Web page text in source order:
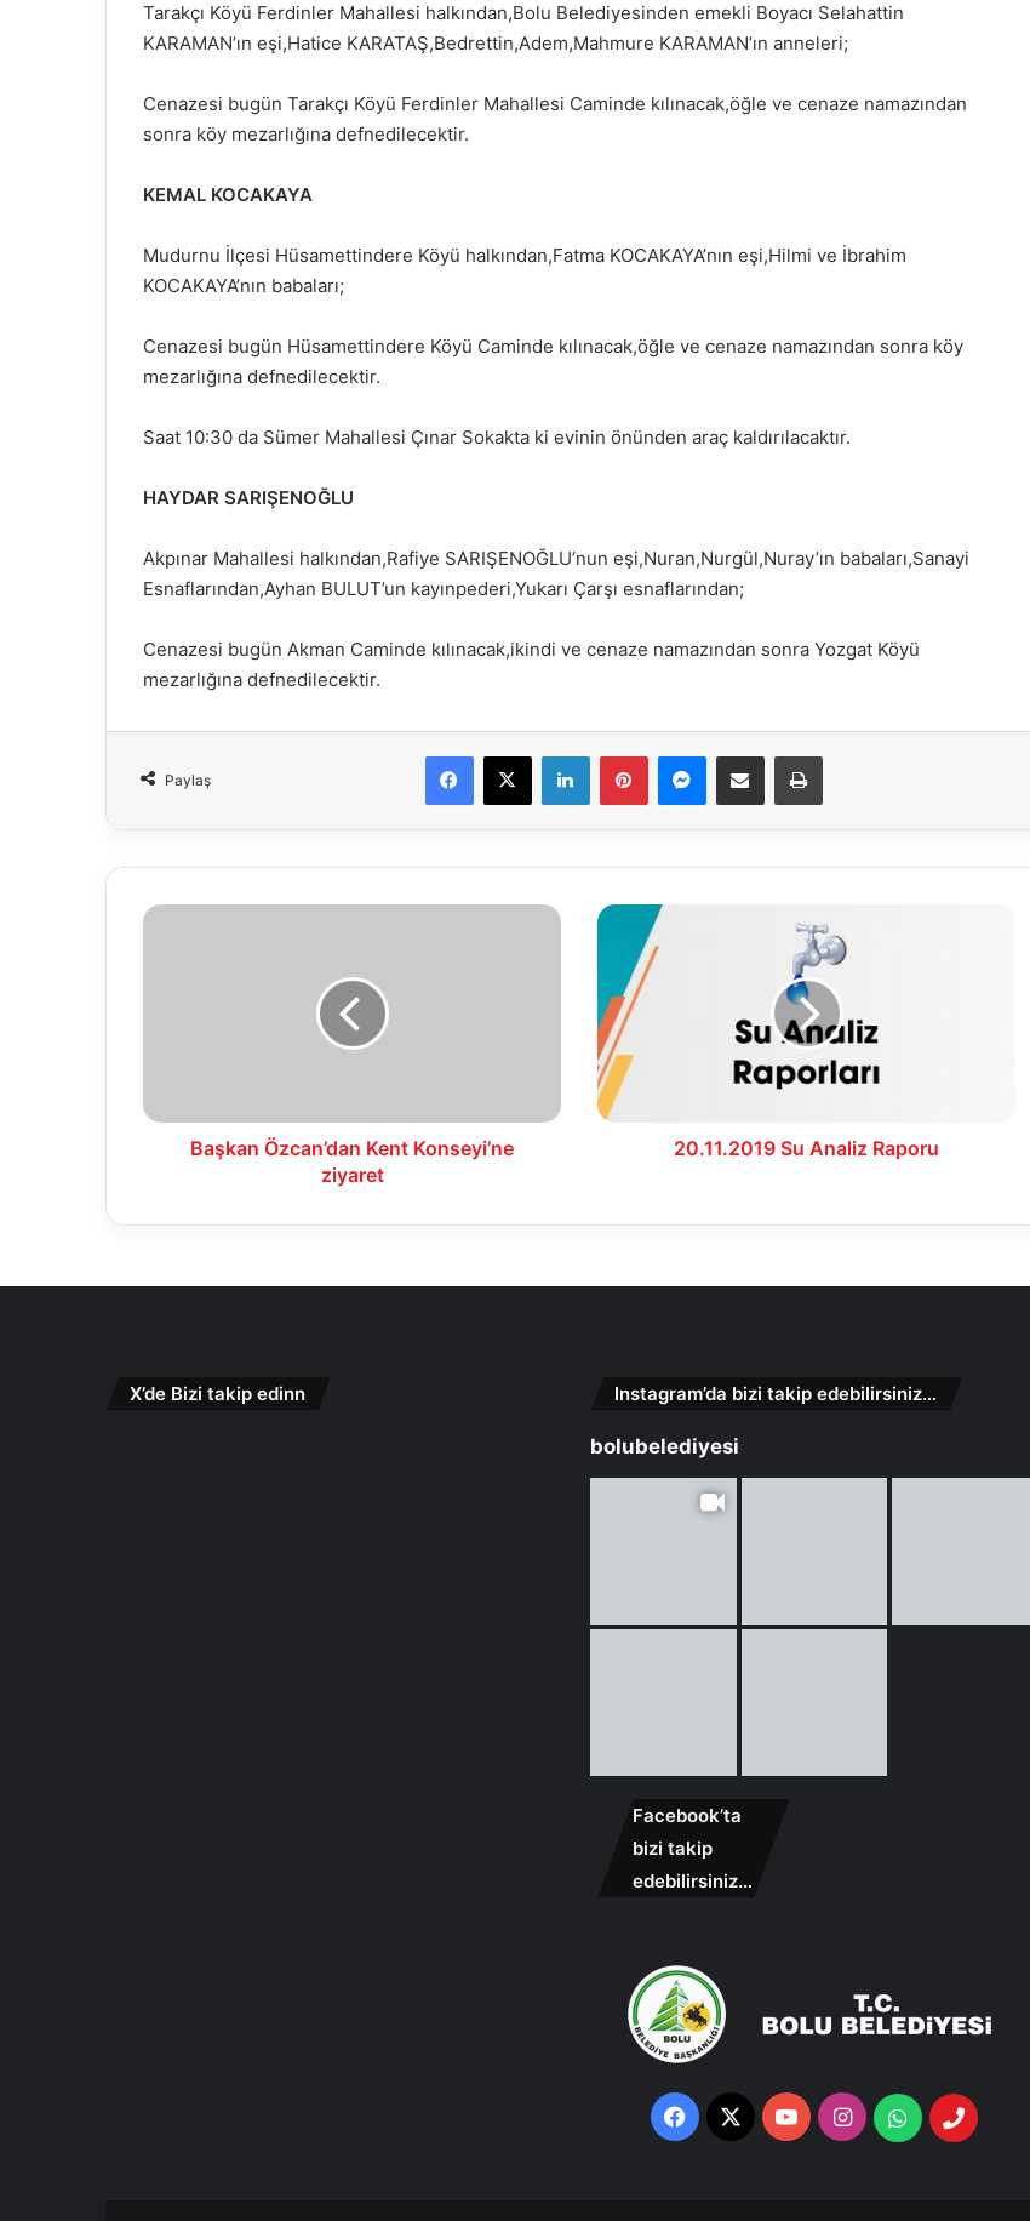
Tarakçı Köyü Ferdinler Mahallesi halkından,Bolu Belediyesinden emekli Boyacı Selahattin
KARAMAN’ın eşi,Hatice KARATAŞ,Bedrettin,Adem,Mahmure KARAMAN’ın anneleri;
Cenazesi bugün Tarakçı Köyü Ferdinler Mahallesi Caminde kılınacak,öğle ve cenaze namazından
sonra köy mezarlığına defnedilecektir.
KEMAL KOCAKAYA
Mudurnu İlçesi Hüsamettindere Köyü halkından,Fatma KOCAKAYA’nın eşi,Hilmi ve İbrahim
KOCAKAYA’nın babaları;
Cenazesi bugün Hüsamettindere Köyü Caminde kılınacak,öğle ve cenaze namazından sonra köy
mezarlığına defnedilecektir.
Saat 10:30 da Sümer Mahallesi Çınar Sokakta ki evinin önünden araç kaldırılacaktır.
HAYDAR SARIŞENOĞLU
Akpınar Mahallesi halkından,Rafiye SARIŞENOĞLU’nun eşi,Nuran,Nurgül,Nuray’ın babaları,Sanayi
Esnaflarından,Ayhan BULUT’un kayınpederi,Yukarı Çarşı esnaflarından;
Cenazesi bugün Akman Caminde kılınacak,ikindi ve cenaze namazından sonra Yozgat Köyü
mezarlığına defnedilecektir.
Paylaş
Facebook
X LinkedInPinterestMessenger
E-Mail ile paylaş Yazdır
Başkan
Başkan Özcan’dan Kent Konseyi’ne
ziyaret
20.11.2019
Analiz
Raporu
20.11.2019 Su Analiz Raporu
X’de Bizi takip edinn Instagram’da bizi takip edebilirsiniz…
bolubelediyesi
Facebook’ta
bizi takip
edebilirsiniz…
Facebook
X YouTubeInstagramWhatsappTelefon